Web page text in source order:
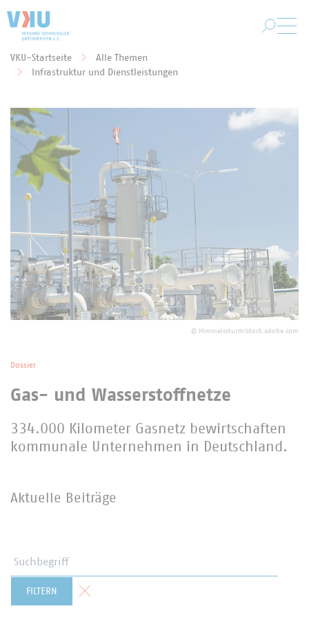
Sie befinden sich hier:
VKU-Startseite
Alle Themen
Infrastruktur und Dienstleistungen
© Himmelssturm/stock.adobe.com
Dossier
Gas- und Wasserstoffnetze
334.000 Kilometer Gasnetz bewirtschaften
kommunale Unternehmen in Deutschland.
Aktuelle Beiträge
FILTERN Formular zurücksetzen